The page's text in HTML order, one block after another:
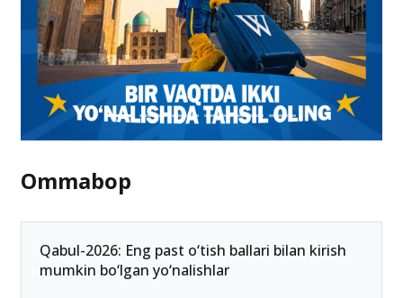
Ommabop
Qabul-2026: Eng past o‘tish ballari bilan kirish
mumkin bo‘lgan yo‘nalishlar